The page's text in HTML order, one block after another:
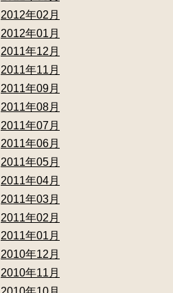
2012年02月
2012年01月
2011年12月
2011年11月
2011年09月
2011年08月
2011年07月
2011年06月
2011年05月
2011年04月
2011年03月
2011年02月
2011年01月
2010年12月
2010年11月